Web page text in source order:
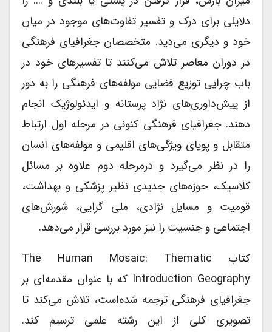
دلایلی برای درک و تفسیر تفاوت‌های موجود در میان
خود و دیگری می‌دید. متخصصان جغرافیای فرهنگی
در دوران معاصر تلاش می‌کنند تا تفسیرهای خود در
باب چرایی توزیع فضایی مولفه‌های فرهنگی را به دور
از پیش‌داوری‌های نژاد‌ پرستانه و ایدئولوژیک انجام
دهند. جغرافیای فرهنگی کنونی در مرحله اول ارتباط
متقابل و پویای ویژگی‌های اقلیمی و مولفه‌های انسان
را در نظر می‌گیرد و درمرحله دوم علاوه بر مسائل
کلاسیک، حوزه‌های جدیدی نظیر پزشکی و بهداشت،
قومیت و مسایل نژادی، ملی گرایی، شورش‌های
اجتماعی و جنسیت را نیز مورد بررسی قرار می‌دهد.
کتاب The Human Mosaic: Thematic
Introduction Geography که با عنوان مقدمه‌ای بر
جغرافیای فرهنگی ترجمه شده‌است، تلاش می‌کند تا
تصویری کلی از این رشته علمی ترسیم کند.